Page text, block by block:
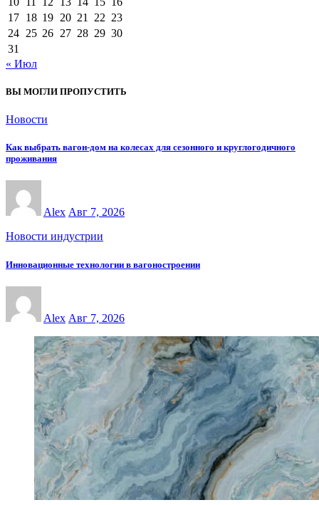
17 18 19 20 21 22 23
24 25 26 27 28 29 30
31
« Июл
ВЫ МОГЛИ ПРОПУСТИТЬ
Новости
Как выбрать вагон-дом на колесах для сезонного и круглогодичного
проживания
Alex Авг 7, 2026
Новости индустрии
Инновационные технологии в вагоностроении
Alex Авг 7, 2026